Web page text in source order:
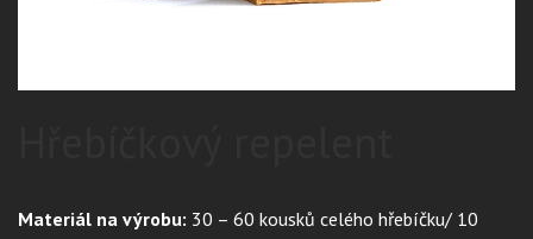
Materiál na výrobu: 30 – 60 kousků celého hřebíčku/ 10